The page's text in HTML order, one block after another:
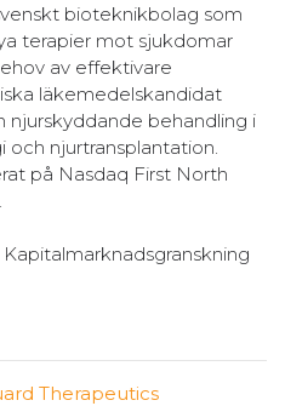
bioteknikbolag som
terapier mot sjukdomar
av effektivare
läkemedelskandidat
njurskyddande behandling i
njurtransplantation.
på Nasdaq First North
Therapeutics